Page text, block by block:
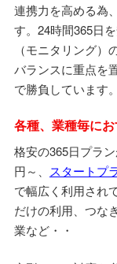
連携力を高める為
す。24時間365日
（モニタリング
バランスに重点を
で勝負しています。
各種、業種毎に
格安の365日プラ
円～、 スタートプ
で幅広く利用され
だけの利用、つな
業など・・